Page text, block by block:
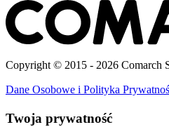
Copyright © 2015 - 2026 Comarch
Dane Osobowe i Polityka
Twoja prywatność